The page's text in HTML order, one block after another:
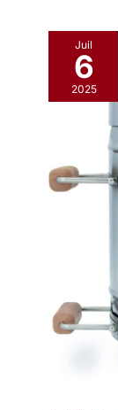
Juil
6
2025